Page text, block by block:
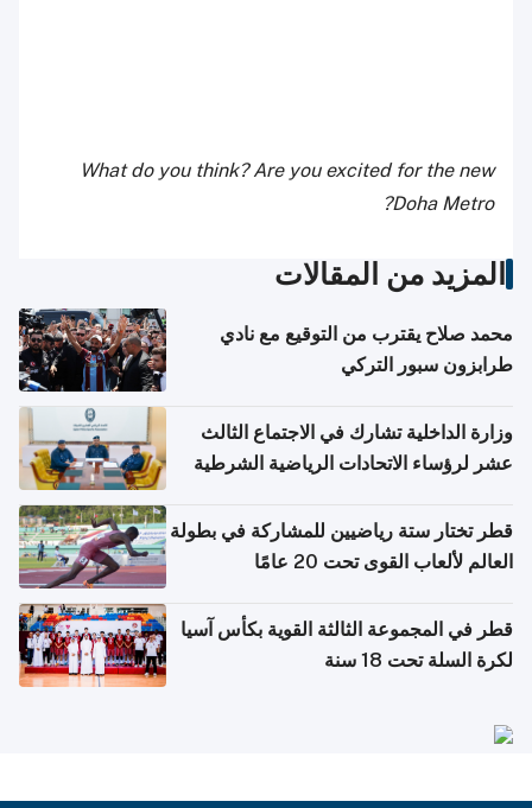
What do you think? Are you excited for the new
Doha Metro?
المزيد من المقالات
محمد صلاح يقترب من التوقيع مع نادي
طرابزون سبور التركي
وزارة الداخلية تشارك في الاجتماع الثالث
عشر لرؤساء الاتحادات الرياضية الشرطية
قطر تختار ستة رياضيين للمشاركة في بطولة
العالم لألعاب القوى تحت 20 عامًا
قطر في المجموعة الثالثة القوية بكأس آسيا
لكرة السلة تحت 18 سنة